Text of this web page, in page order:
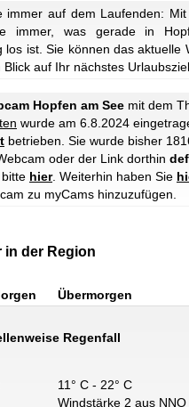
immer auf dem Laufenden:
immer, was gerade in
los ist. Sie können das aktuelle
auf Ihr nächstes
Hopfen am See mit dem
wurde am 6.8.2024
betrieben. Sie wurde bisher
oder der Link dorthin
hier. Weiterhin haben Sie
zu myCams hinzuzufügen.
in der Region
Übermorgen
Regenfall
11° C - 22° C
Windstärke 2 aus NNO